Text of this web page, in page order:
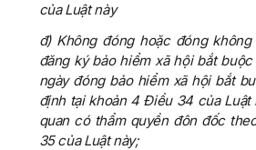
của Luật này
đ) Không đóng hoặc đóng
đăng ký bảo hiểm xã hội bắt
ngày đóng bảo hiểm xã hội bắt
định tại khoản 4 Điều 34 của Luật
quan có thẩm quyền đôn đốc
35 của Luật này;